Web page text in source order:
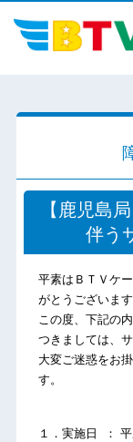
【鹿児島
伴う
平素はＢＴＶケ
がとうございます
この度、下記の
つきましては、
大変ご迷惑をお
す。
１．実施日 ：